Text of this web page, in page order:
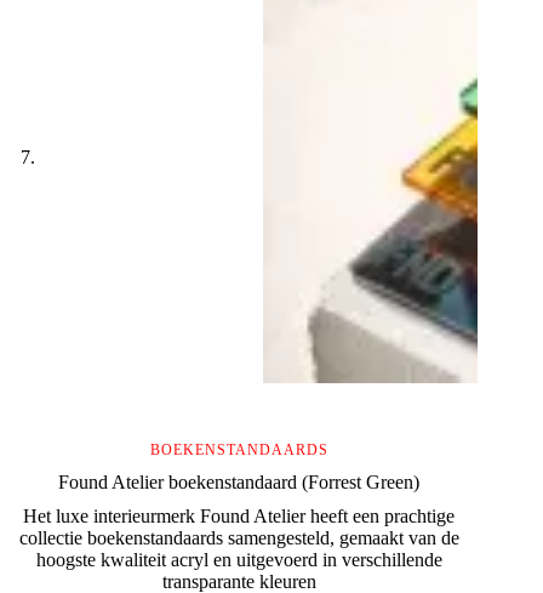
BOEKENSTANDAARDS
Found Atelier boekenstandaard (Forrest Green)
Het luxe interieurmerk Found Atelier heeft een prachtige
collectie boekenstandaards samengesteld, gemaakt van de
hoogste kwaliteit acryl en uitgevoerd in verschillende
transparante kleuren